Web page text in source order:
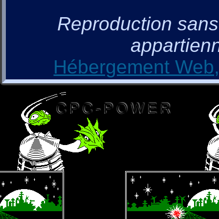
Reproduction
Hébergement